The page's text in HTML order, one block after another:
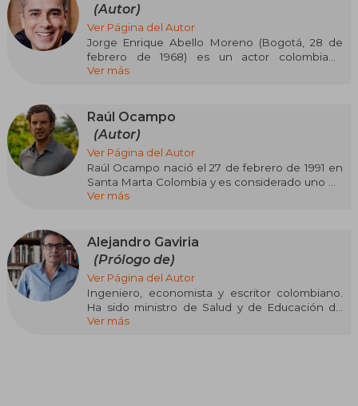
(Autor)
Ver Página del Autor
Jorge Enrique Abello Moreno (Bogotá, 28 de
febrero de 1968) es un actor colombiano
conocido por sus papeles protagónicos en
Ver más
Raúl Ocampo
(Autor)
Ver Página del Autor
Raúl Ocampo nació el 27 de febrero de 1991 en
Santa Marta Colombia y es considerado uno de
los mejores actores de toda Colombia. Actor
Hermanas. Interpretó a Santiago en la primera
temporada de la serie Narcos.
Ver más
Alejandro Gaviria
(Prólogo de)
Ver Página del Autor
Ingeniero, economista y escritor colombiano.
Ha sido ministro de Salud y de Educación de
Colombia. Tiene un Ph.D. en Economía de la
Ver más